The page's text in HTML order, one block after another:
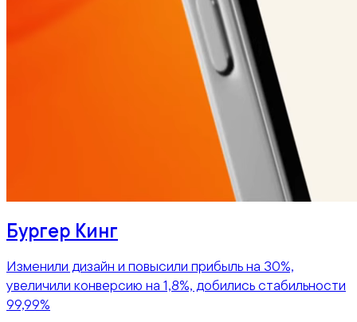
Бургер Кинг
Изменили дизайн и повысили прибыль на 30%,
увеличили конверсию на 1,8%, добились стабильности
99,99%